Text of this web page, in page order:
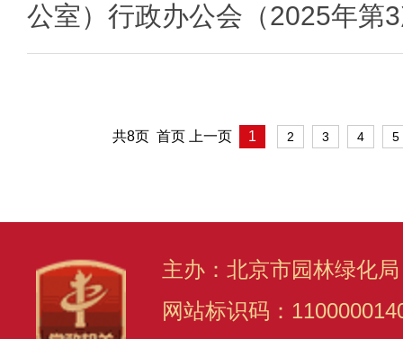
公室）行政办公会（2025年第
共8页 首页 上一页 1 2 3 4 5
主办：北京市园林绿化
网站标识码：